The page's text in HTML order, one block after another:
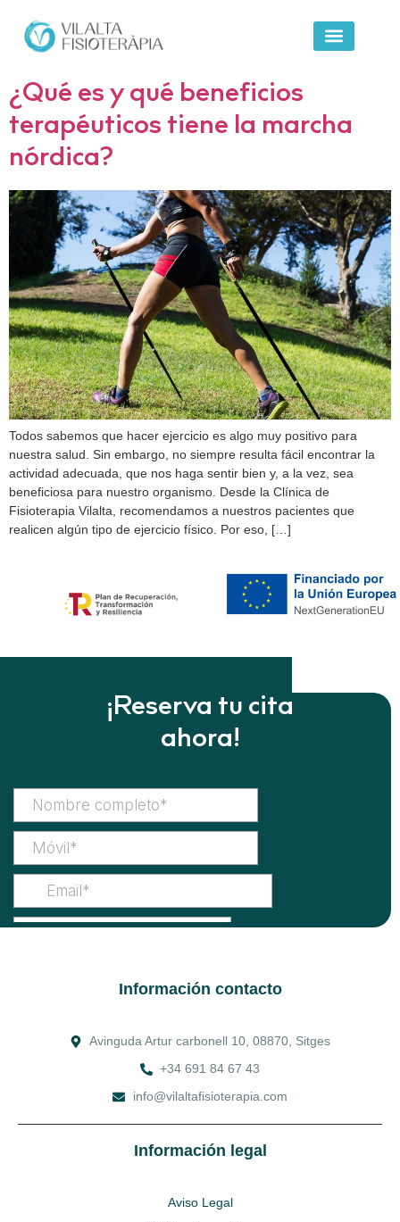
¿Qué es y qué beneficios
terapéuticos tiene la marcha
nórdica?
Todos sabemos que hacer ejercicio es algo muy positivo para
nuestra salud. Sin embargo, no siempre resulta fácil encontrar la
actividad adecuada, que nos haga sentir bien y, a la vez, sea
beneficiosa para nuestro organismo. Desde la Clínica de
Fisioterapia Vilalta, recomendamos a nuestros pacientes que
realicen algún tipo de ejercicio físico. Por eso, […]
¡Reserva tu cita
ahora!
Información legal
Aviso Legal
Información contacto
Avinguda Artur carbonell 10, 08870, Sitges
+34 691 84 67 43
info@vilaltafisioterapia.com